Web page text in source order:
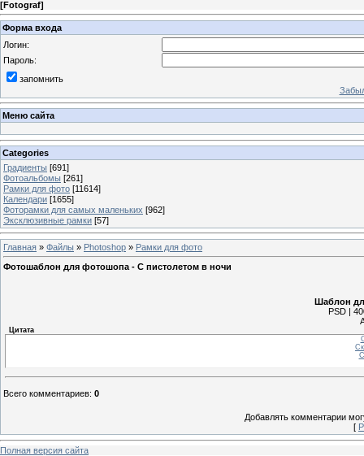
[Fotograf]
Форма входа
Логин:
Пароль:
запомнить
Меню сайта
Categories
Градиенты [691]
Фотоальбомы [261]
Рамки для фото [11614]
Календари [1655]
Фоторамки для самых маленьких [962]
Эксклюзивные рамки [57]
Главная » Файлы » Photoshop » Рамки для фото
Фотошаблон для фотошопа - С пистолетом в ночи
Шаблон
PSD |
Цитата
Всего комментариев: 0
Добавлять комментарии
[
Полная версия сайта